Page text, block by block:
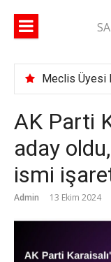
AK Parti
aday
ismi
Admin 13 Ekim 2024